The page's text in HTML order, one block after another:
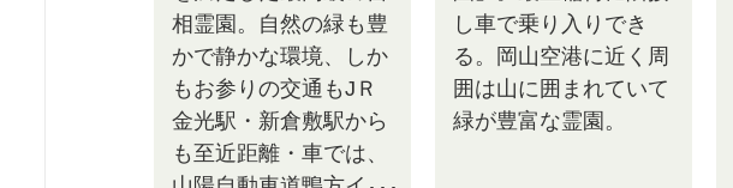
相霊園。自然の緑も豊
かで静かな環境、しか
もお参りの交通もJＲ
金光駅・新倉敷駅から
も至近距離・車では、
し車で乗り入りでき
る。岡山空港に近く周
囲は山に囲まれていて
緑が豊富な霊園。